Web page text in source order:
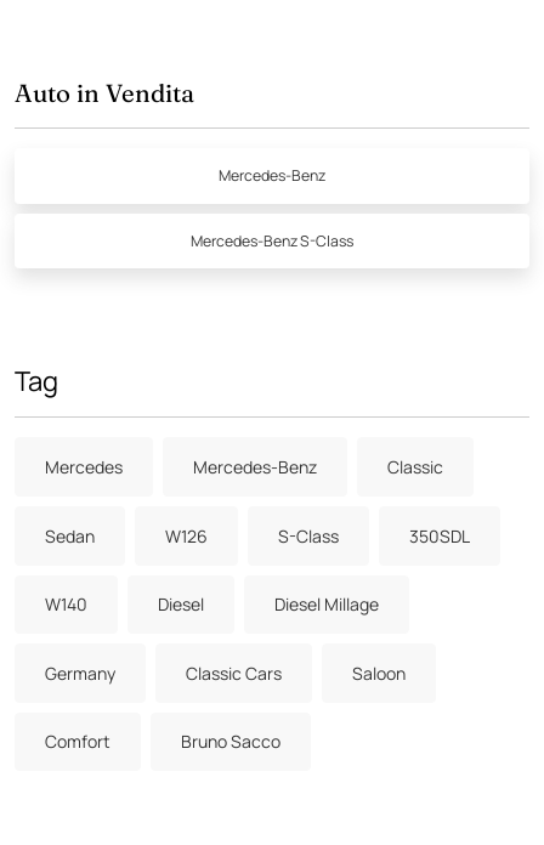
Auto in Vendita
Mercedes-Benz
Mercedes-Benz S-Class
Tag
Mercedes Mercedes-Benz Classic
Sedan W126 S-Class 350SDL
W140 Diesel Diesel Millage
Germany Classic Cars Saloon
Comfort Bruno Sacco